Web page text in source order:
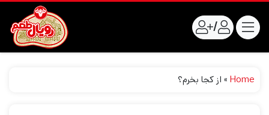
/
Home
» از کجا بخرم؟